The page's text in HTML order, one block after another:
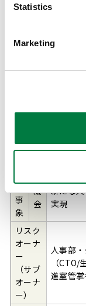
Statistics
Marketing
人材マネジメン
ゴリー
定
る
事
象
脅
必要な
機
会
新たな
実現
リスク
オーナ
ー
（サブ
オーナ
ー）
人事部
（
進室管掌